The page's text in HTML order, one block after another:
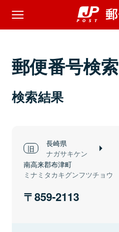
郵便番号検索
検索結果
長崎県
ナガサキケン
南高来郡布津町
ミナミタカキグンフツチョウ
859-2113